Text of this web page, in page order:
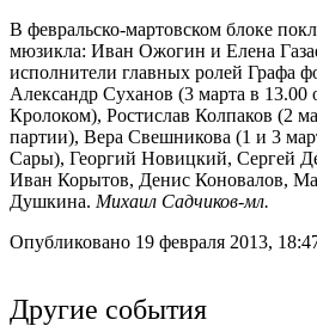
В февральско-мартовском блоке
мюзикла: Иван Ожогин и Елена
исполнители главных ролей Графа
Александр Суханов (3 марта в 13.00
Кролоком), Ростислав Колпаков (2
партии), Вера Свешникова (1 и 3
Сары), Георгий Новицкий, Сергей
Иван Корытов, Денис Коновалов,
Душкина. Михаил Садчиков-мл.
Опубликовано 19 февраля 2013,
Другие события